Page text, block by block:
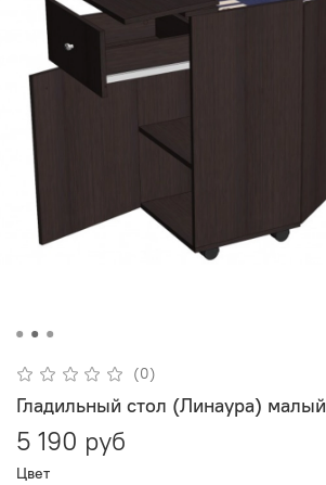
(0)
Гладильный стол (Линаура) малый
5 190 руб
Цвет